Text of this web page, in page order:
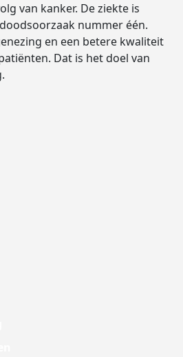
van kanker. De ziekte is
nummer één.
en een betere kwaliteit
Dat is het doel van